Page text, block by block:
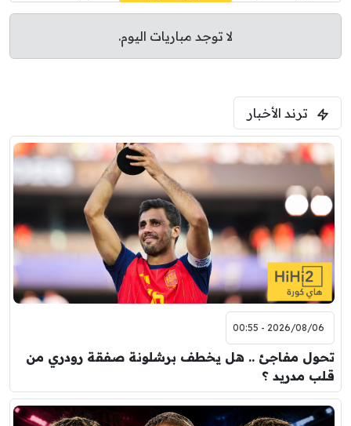
لا توجد مباريات اليوم.
ترند الأخبار
2026/08/06 - 00:55
تحول مفاجئ .. هل يخطف برشلونة صفقة رودري من
قلب مدريد ؟